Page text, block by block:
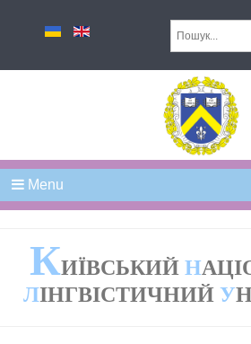
Menu
КИЇВСЬКИЙ Н
ЛІНГВІСТИЧНИЙ У